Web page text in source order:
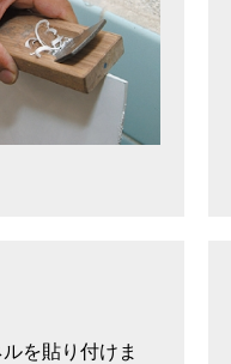
を貼り付けま